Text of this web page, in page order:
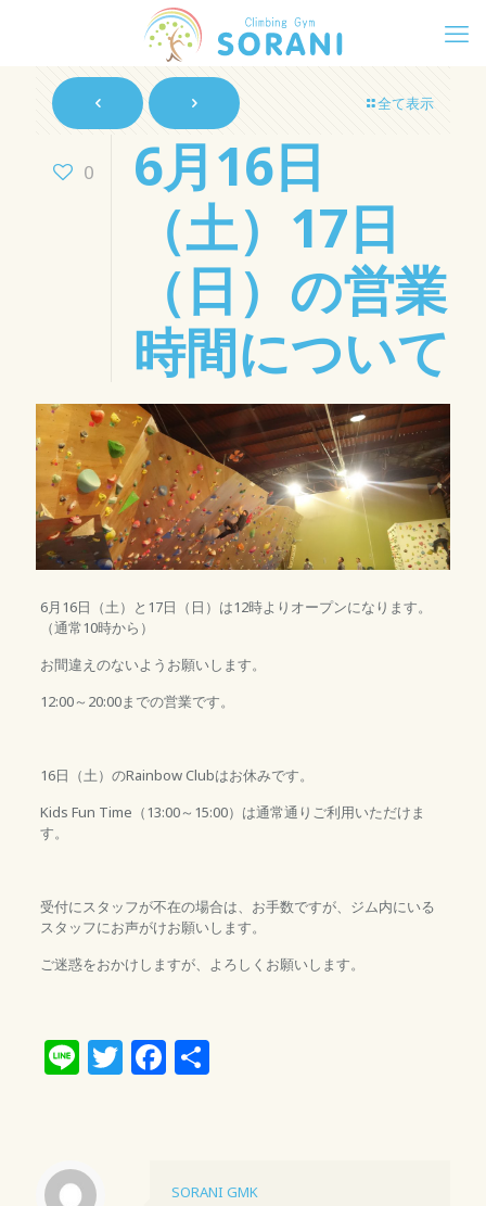
全て表示
0
6月16日
（土）17日
（日）の営業
時間について
6月16日（土）と17日（日）は12時よりオープンになります。
（通常10時から）
お間違えのないようお願いします。
12:00～20:00までの営業です。
16日（土）のRainbow Clubはお休みです。
Kids Fun Time（13:00～15:00）は通常通りご利用いただけま
す。
受付にスタッフが不在の場合は、お手数ですが、ジム内にいる
スタッフにお声がけお願いします。
ご迷惑をおかけしますが、よろしくお願いします。
LineTwitter
Facebook
共
SORANI GMK